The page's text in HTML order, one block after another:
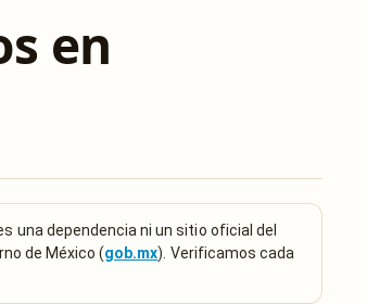
en
una dependencia ni un sitio oficial del
de México (gob.mx). Verificamos cada